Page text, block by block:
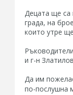
Децата ще са
града, на
които утре
и г-н
Да им
по-послушна